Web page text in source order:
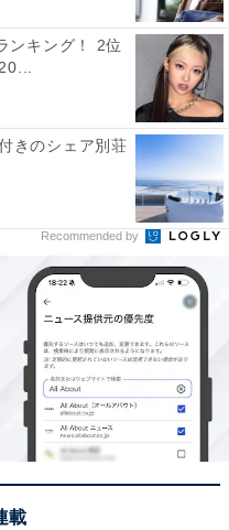
待する資質としては、
倫理などに対する潔癖
位を占めました。また、
ーシップ」も高く評価さ
行動力のある政治家を
若返り」「清廉性の確
いった具体的な期待が
ランキング結果を見る
ンキング！ 2位
きのシェア別荘
Recommended by
載